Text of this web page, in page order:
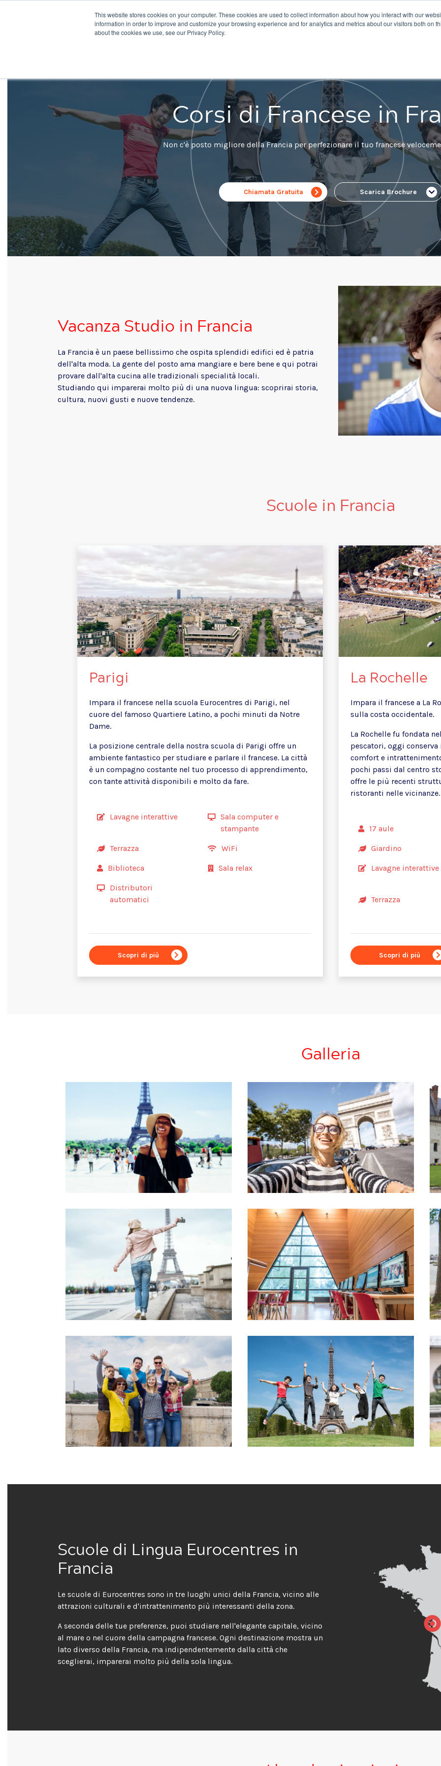
This website stores cookies on your computer. These cookies are used to collect information about how you interact with our
information in order to improve and customize your browsing experience and for analytics and metrics about our visitors both on
about the cookies we use, see our Privacy Policy.
Destinazioni Corsi Agenti Eurocentres Online
Corsi di Francese in
Non c'è posto migliore della Francia per perfezionare il tuo francese
Chiamata Gratuita Scarica Brochure
Vacanza Studio in Francia
La Francia è un paese bellissimo che ospita splendidi edifici ed è patria
dell'alta moda. La gente del posto ama mangiare e bere bene e qui potrai
provare dall'alta cucina alle tradizionali specialità locali.
Studiando qui imparerai molto più di una nuova lingua: scoprirai storia,
cultura, nuovi gusti e nuove tendenze.
Scuole in Francia
Parigi
Impara il francese nella scuola Eurocentres di Parigi, nel
cuore del famoso Quartiere Latino, a pochi minuti da Notre
Dame.
La posizione centrale della nostra scuola di Parigi offre un
ambiente fantastico per studiare e parlare il francese. La città
è un compagno costante nel tuo processo di apprendimento,
con tante attività disponibili e molto da fare.
Lavagne interattive
Sala computer e
stampante
Terrazza WiFi
Biblioteca Sala relax
Distributori
automatici
Scopri di più
La Rochelle
Impara il francese a La
sulla costa occidentale.
La Rochelle fu fondata
pescatori, oggi
comfort e
pochi passi dal centro
offre le più recenti
ristoranti nelle vicinanze.
17 aule
Giardino
Lavagne interattive
Terrazza
Scopri di più
Galleria
Scuole di Lingua Eurocentres in
Francia
Le scuole di Eurocentres sono in tre luoghi unici della Francia, vicino alle
attrazioni culturali e d'intrattenimento più interessanti della zona.
A seconda delle tue preferenze, puoi studiare nell'elegante capitale, vicino
al mare o nel cuore della campagna francese. Ogni destinazione mostra un
lato diverso della Francia, ma indipendentemente dalla città che
sceglierai, imparerai molto più della sola lingua.